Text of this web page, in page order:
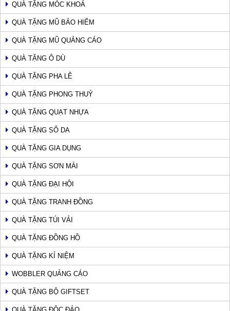
QUÀ TẶNG MÓC KHOÁ
QUÀ TẶNG MŨ BẢO HIỂM
QUÀ TẶNG MŨ QUẢNG CÁO
QUÀ TẶNG Ô DÙ
QUÀ TẶNG PHA LÊ
QUÀ TẶNG PHONG THUỶ
QUÀ TẶNG QUẠT NHỰA
QUÀ TẶNG SỔ DA
QUÀ TẶNG GIA DỤNG
QUÀ TẶNG SƠN MÀI
QUÀ TẶNG ĐẠI HỘI
QUÀ TẶNG TRANH ĐỒNG
QUÀ TẶNG TÚI VẢI
QUÀ TẶNG ĐỒNG HỒ
QUÀ TẶNG KỈ NIỆM
WOBBLER QUẢNG CÁO
QUÀ TẶNG BỘ GIFTSET